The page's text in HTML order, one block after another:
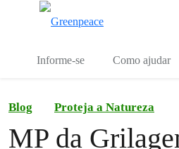
Informe-se Como ajudar
Blog Proteja a Natureza
MP da